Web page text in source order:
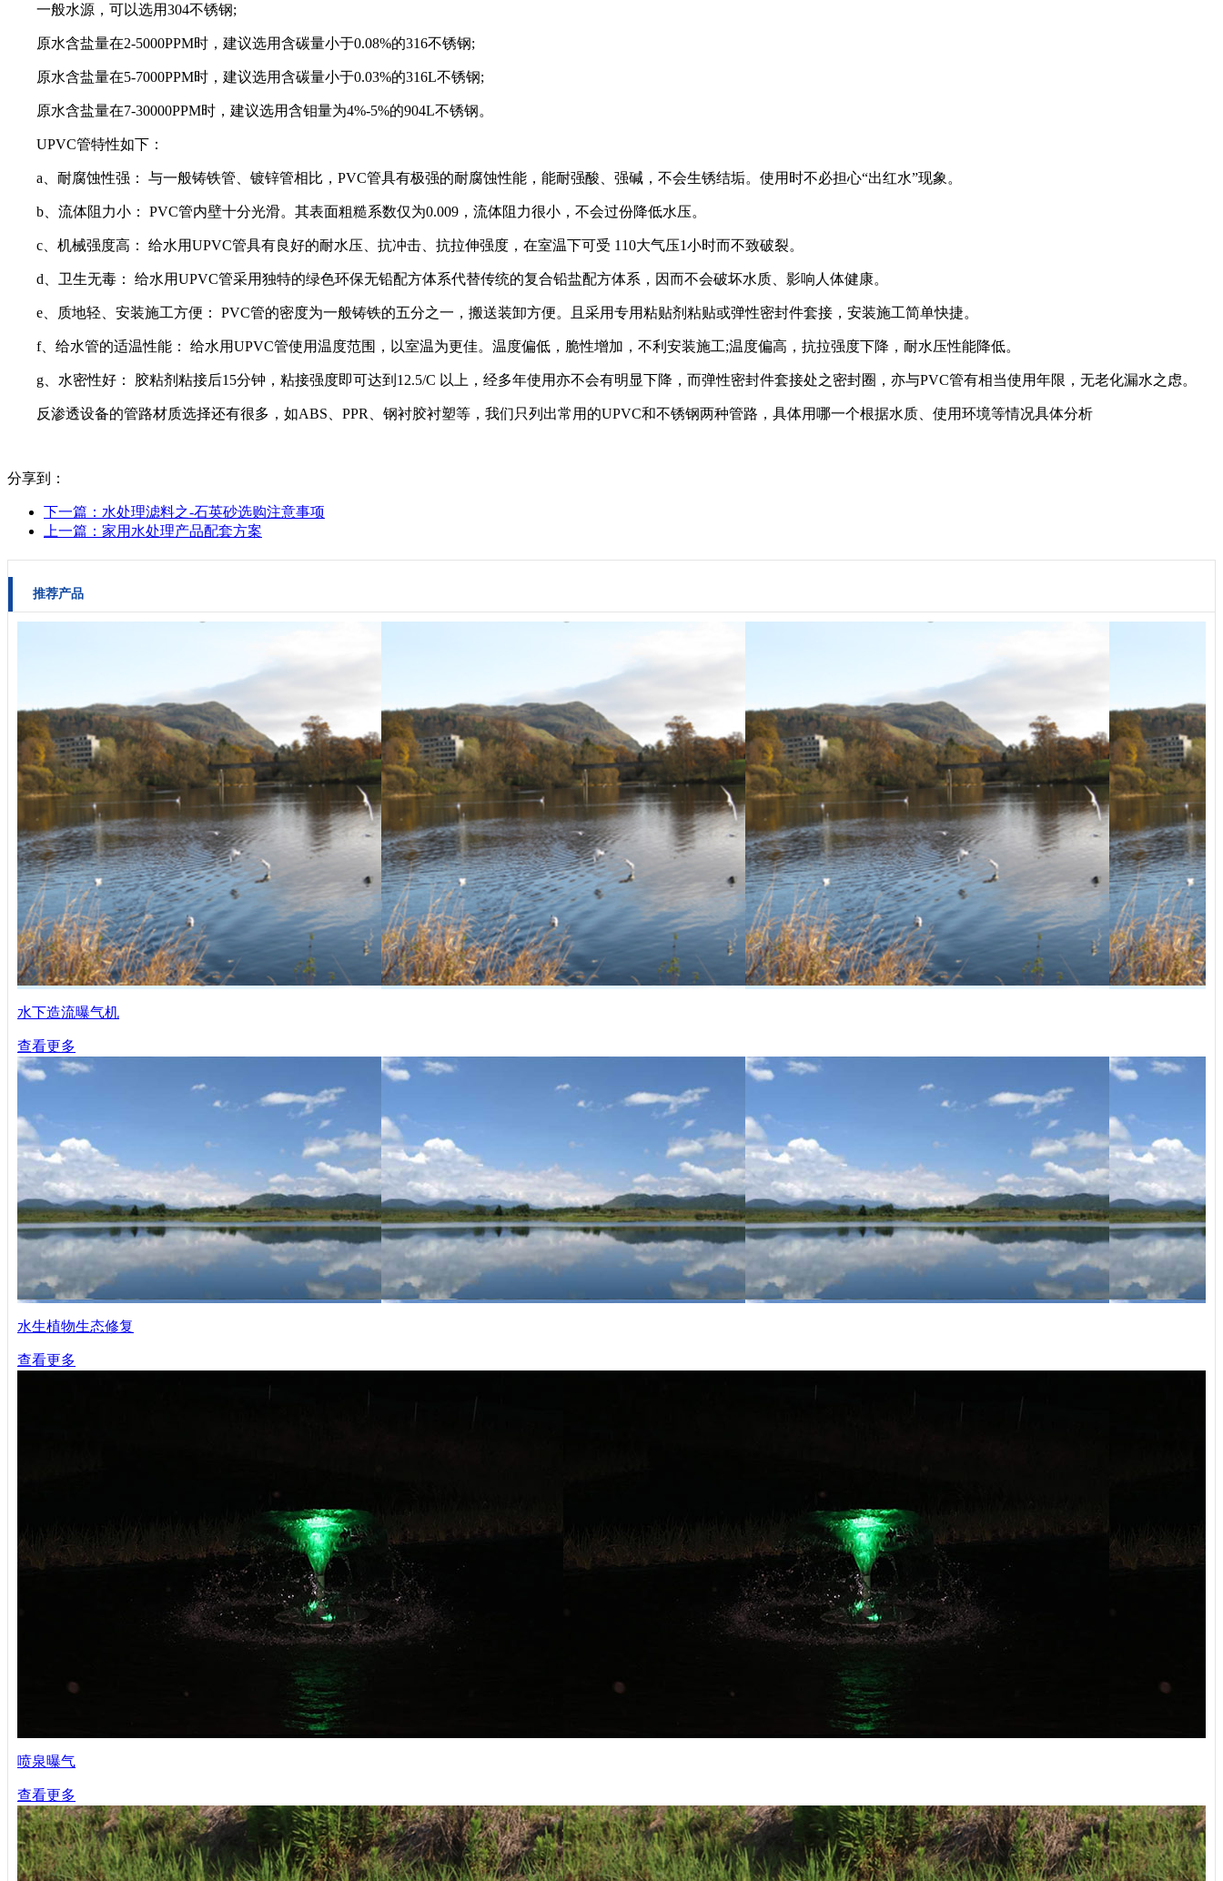
一般水源，可以选用304不锈钢;
原水含盐量在2-5000PPM时，建议选用含碳量小于0.08%的316不锈钢;
原水含盐量在5-7000PPM时，建议选用含碳量小于0.03%的316L不锈钢;
原水含盐量在7-30000PPM时，建议选用含钼量为4%-5%的904L不锈钢。
UPVC管特性如下：
a、耐腐蚀性强： 与一般铸铁管、镀锌管相比，PVC管具有极强的耐腐蚀性能，能耐强酸、强碱，不会生锈结垢。使用时不必担心“出红水”现象。
b、流体阻力小： PVC管内壁十分光滑。其表面粗糙系数仅为0.009，流体阻力很小，不会过份降低水压。
c、机械强度高： 给水用UPVC管具有良好的耐水压、抗冲击、抗拉伸强度，在室温下可受 110大气压1小时而不致破裂。
d、卫生无毒： 给水用UPVC管采用独特的绿色环保无铅配方体系代替传统的复合铅盐配方体系，因而不会破坏水质、影响人体健康。
e、质地轻、安装施工方便： PVC管的密度为一般铸铁的五分之一，搬送装卸方便。且采用专用粘贴剂粘贴或弹性密封件套接，安装施工简单快捷。
f、给水管的适温性能： 给水用UPVC管使用温度范围，以室温为更佳。温度偏低，脆性增加，不利安装施工;温度偏高，抗拉强度下降，耐水压性能降低。
g、水密性好： 胶粘剂粘接后15分钟，粘接强度即可达到12.5/C 以上，经多年使用亦不会有明显下降，而弹性密封件套接处之密封圈，亦与PVC管有相当使用年限，无老化漏水之虑。
反渗透设备的管路材质选择还有很多，如ABS、PPR、钢衬胶衬塑等，我们只列出常用的UPVC和不锈钢两种管路，具体用哪一个根据水质、使用环境等情况具体分析
分享到：
下一篇： 水处理滤料之-石英砂选购注意事项
上一篇： 家用水处理产品配套方案
推荐产品
水下造流曝气机
查看更多
水生植物生态修复
查看更多
喷泉曝气
查看更多